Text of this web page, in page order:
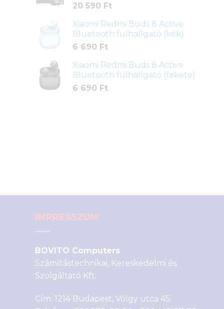
20 590 Ft
Xiaomi Redmi Buds 8 Active
Bluetooth fülhallgató (kék)
6 690 Ft
Xiaomi Redmi Buds 8 Active
Bluetooth fülhallgató (fekete)
6 690 Ft
IMPRESSZUM
BOVITO Computers
Számítástechnikai, Kereskedelmi és
Szolgáltató Kft.
Cím: 1214 Budapest, Völgy utca 45.